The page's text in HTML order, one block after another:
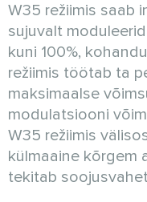
W35 režiimis saab
sujuvalt
kuni 100%,
režiimis töötab ta
maksimaalse
modulatsiooni
W35 režiimis
külmaaine kõrgem
tekitab